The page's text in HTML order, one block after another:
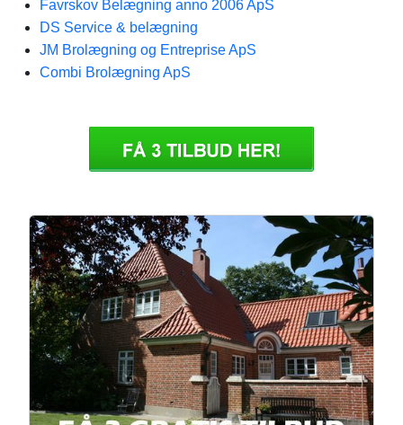
Favrskov Belægning anno 2006 ApS
DS Service & belægning
JM Brolægning og Entreprise ApS
Combi Brolægning ApS